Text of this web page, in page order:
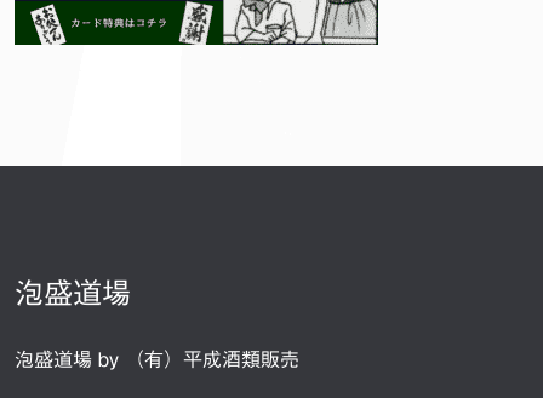
泡盛道場
泡盛道場 by （有）平成酒類販売